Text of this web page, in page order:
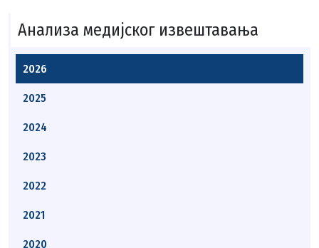
Анализа медијског извештавања
2026
2025
2024
2023
2022
2021
2020